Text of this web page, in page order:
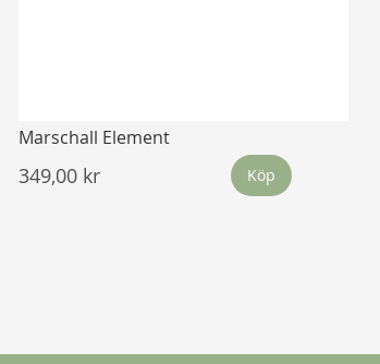
Marschall Element
349,00 kr Köp